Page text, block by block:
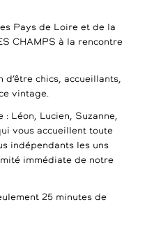
Pays de Loire et de la
CHAMPS à la rencontre
d’être chics, accueillants,
vintage.
: Léon, Lucien, Suzanne,
vous accueillent toute
indépendants les uns
immédiate de notre
25 minutes de